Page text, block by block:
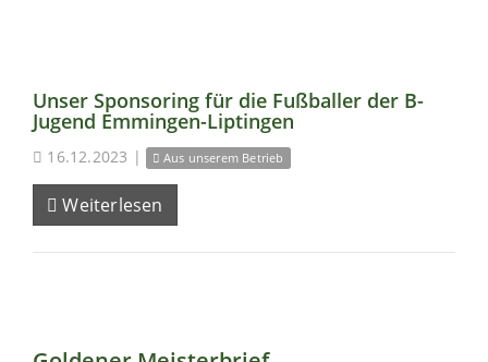
Unser Sponsoring für die Fußballer der B-
Jugend Emmingen-Liptingen
16.12.2023 | Aus unserem Betrieb
Weiterlesen